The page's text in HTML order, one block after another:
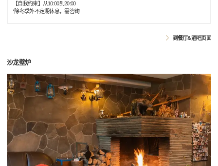
【自我约束】从10:00到20:00
*除冬季外不定期休息，需咨询
到餐厅&酒吧页面
沙龙壁炉